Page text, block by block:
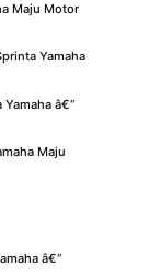
Maju Motor
Yamaha
Yamaha â€“
Maju
â€“